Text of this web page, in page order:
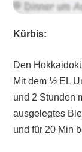
Kürbis:
Den
Mit dem ½ EL
und 2 Stunden
ausgelegtes
und für 20 Min